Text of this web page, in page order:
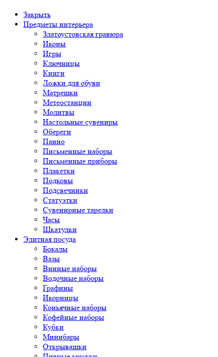
Закрыть
Предметы интерьера
Златоустовская гравюра
Иконы
Игры
Ключницы
Книги
Ложки для обуви
Матрешки
Метеостанции
Молитвы
Настольные сувениры
Обереги
Панно
Письменные наборы
Письменные приборы
Плакетки
Подковы
Подсвечники
Статуэтки
Сувенирные тарелки
Часы
Шкатулки
Элитная посуда
Бокалы
Вазы
Винные наборы
Водочные наборы
Графины
Икорницы
Коньячные наборы
Кофейные наборы
Кубки
Минибары
Открывашки